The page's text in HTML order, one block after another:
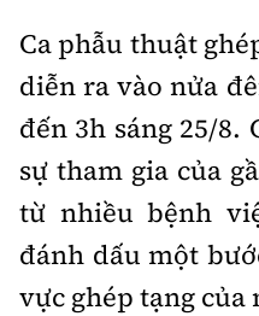
Ca phẫu thuật
diễn ra vào nửa
đến 3h sáng 25/8.
sự tham gia của
từ nhiều bệnh
đánh dấu một
vực ghép tạng của